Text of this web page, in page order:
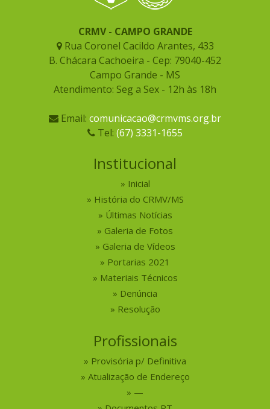
CRMV - CAMPO GRANDE
Rua Coronel Cacildo Arantes, 433
B. Chácara Cachoeira - Cep: 79040-452
Campo Grande - MS
Atendimento: Seg a Sex - 12h às 18h
Email: comunicacao@crmvms.org.br
Tel: (67) 3331-1655
Institucional
Inicial
História do CRMV/MS
Últimas Notícias
Galeria de Fotos
Galeria de Vídeos
Portarias 2021
Materiais Técnicos
Denúncia
Resolução
Profissionais
Provisória p/ Definitiva
Atualização de Endereço
—